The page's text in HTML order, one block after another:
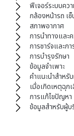
ฟีเจอร์ระบบคว
กล้องหน้ารถ เ
สภาพอากาศ
การนำทางและ
การชาร์จและก
การบำรุงรักษา
ข้อมูลจำเพาะ
คำแนะนำสำหรั
เมื่อเกิดเหตุฉุก
การแก้ไขปัญหา
ข้อมูลสำหรับผู้บ